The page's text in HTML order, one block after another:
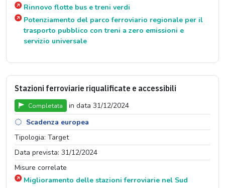
Rinnovo flotte bus e treni verdi
Potenziamento del parco ferroviario regionale per il
trasporto pubblico con treni a zero emissioni e
servizio universale
Stazioni ferroviarie riqualificate e accessibili
Completata
in data 31/12/2024
Scadenza europea
Tipologia: Target
Data prevista: 31/12/2024
Misure correlate
Miglioramento delle stazioni ferroviarie nel Sud